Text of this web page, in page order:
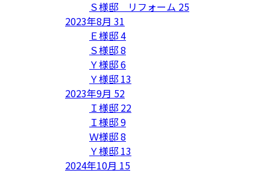
Ｓ様邸 リフォーム 25
2023年8月 31
Ｅ様邸4
Ｓ様邸8
Ｙ様邸6
Ｙ様邸 13
2023年9月 52
Ｉ様邸 22
Ｉ様邸9
Ｗ様邸8
Ｙ様邸 13
2024年10月 15